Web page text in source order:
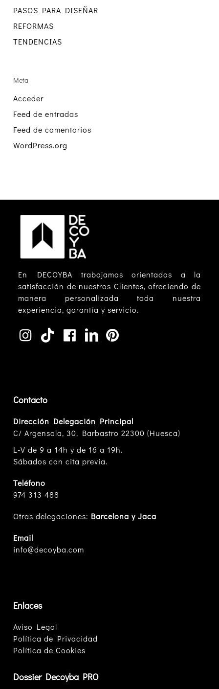
PASOS PARA DISEÑAR
REFORMAS
TENDENCIAS
Meta
Acceder
Feed de entradas
Feed de comentarios
WordPress.org
En DECOYBA trabajamos orientados a la
satisfacción de nuestros Clientes, ofreciendo de
manera personalizada toda nuestra
experiencia, garantía y servicio.
Contacto
Dirección Delegación Principal
C/ Argensola, 30, Barbastro 22300 (Huesca)
L-V de 9 a 14h y de 16 a 19h.
Sábados con cita previa.
Teléfono
974 313 488
Otras delegaciones: Barcelona y Jaca
Email
info@decoyba.com
Enlaces
Aviso Legal
Política de Privacidad
Política de Cookies
Dossier Decoyba PRO